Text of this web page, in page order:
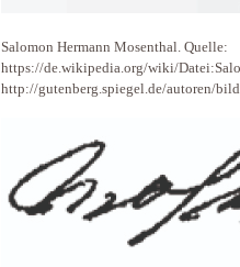
Salomon Hermann Mosenthal. Quelle:
https://de.wikipedia.org/wiki/
http://gutenberg.spiegel.de/autoren/